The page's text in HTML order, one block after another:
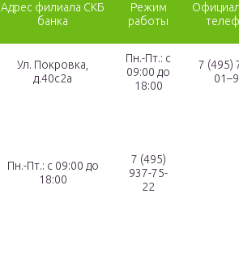
Адрес филиала СКБ
банка
Режим
работы
Ул. Покровка,
д.40с2а
Пн.-Пт.: с
09:00 до
18:00
7 (495)
Пн.-Пт.: с 09:00 до
18:00
7 (495)
937-75-
22